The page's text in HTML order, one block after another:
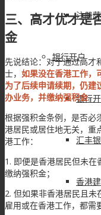
注册
银行开户
银行
汇丰
香港
三、高才优才是
金
先说结论：对于通过高才
士， 如果没在香港工作，
为了后续申请续期，仍建
办业务，并缴纳强积金。
根据强积金条例，是否必
港居民或居住地无关，重
港工作：
1. 即便是香港居民但未在
缴纳强积金；
2. 但如果非香港居民且
雇用或在香港工作，都需